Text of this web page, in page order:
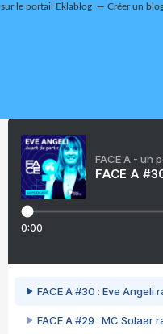
sur le portail Eklablog Créer un
FACE A - un
FACE A
0:00
FACE A #30 : Eve
FACE A #29 : MC Solaar